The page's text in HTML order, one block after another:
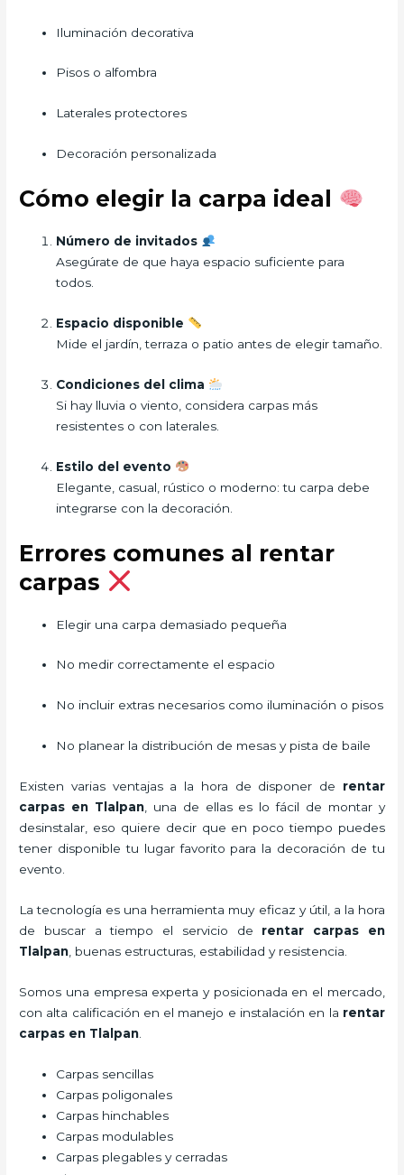
Iluminación decorativa
Pisos o alfombra
Laterales protectores
Decoración personalizada
Cómo elegir la carpa ideal
Número de invitados
Asegúrate de que haya espacio suficiente para
todos.
Espacio disponible
Mide el jardín, terraza o patio antes de elegir tamaño.
Condiciones del clima
Si hay lluvia o viento, considera carpas más
resistentes o con laterales.
Estilo del evento
Elegante, casual, rústico o moderno: tu carpa debe
integrarse con la decoración.
Errores comunes al rentar
carpas
Elegir una carpa demasiado pequeña
No medir correctamente el espacio
No incluir extras necesarios como iluminación o pisos
No planear la distribución de mesas y pista de baile
Existen varias ventajas a la hora de disponer de rentar
carpas en Tlalpan, una de ellas es lo fácil de montar y
desinstalar, eso quiere decir que en poco tiempo puedes
tener disponible tu lugar favorito para la decoración de tu
evento.
La tecnología es una herramienta muy eficaz y útil, a la hora
de buscar a tiempo el servicio de rentar carpas en
Tlalpan , buenas estructuras, estabilidad y resistencia.
Somos una empresa experta y posicionada en el mercado,
con alta calificación en el manejo e instalación en la rentar
carpas en Tlalpan
Carpas sencillas
Carpas poligonales
Carpas hinchables
Carpas modulables
Carpas plegables y cerradas